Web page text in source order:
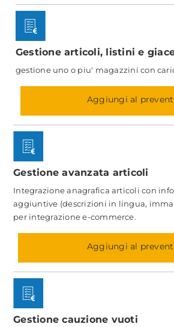
Gestione articoli, listini e
gestione uno o piu' magazzini con
Aggiungi al
Gestione avanzata articoli
Integrazione anagrafica articoli con
aggiuntive (descrizioni in lingua,
per integrazione e-commerce.
Aggiungi al
Gestione cauzione vuoti